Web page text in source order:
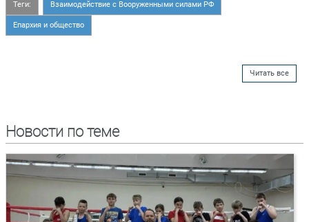
Теги: Взаимодействие с Вооруженными силами РФ
Епархия и общество
Читать все
Новости по теме